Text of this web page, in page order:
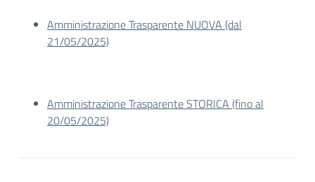
Amministrazione Trasparente NUOVA (dal
21/05/2025)
Amministrazione Trasparente STORICA (fino al
20/05/2025)